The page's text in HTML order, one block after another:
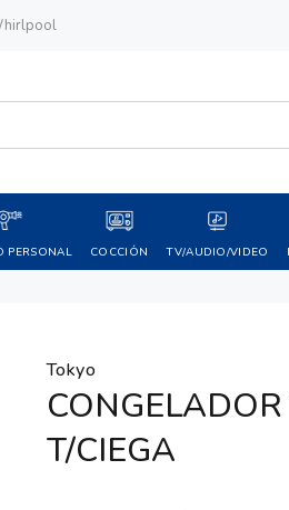
PERSONAL COCCIÓN TV/AUDIO/VIDEO
Tokyo
T/CIEGA